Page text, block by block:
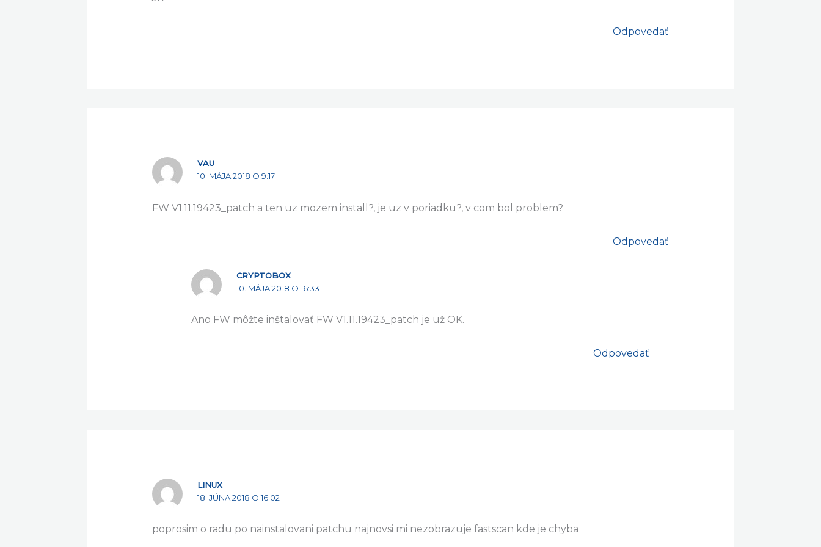
Odpovedať
VAU
10. MÁJA 2018 O 9:17
FW V1.11.19423_patch a ten uz mozem install?, je uz v poriadku?, v com bol problem?
Odpovedať
CRYPTOBOX
10. MÁJA 2018 O 16:33
Ano FW môžte inštalovať FW V1.11.19423_patch je už OK.
Odpovedať
LINUX
18. JÚNA 2018 O 16:02
poprosim o radu po nainstalovani patchu najnovsi mi nezobrazuje fastscan kde je chyba